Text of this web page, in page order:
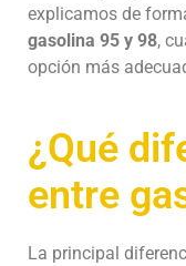
explicamos de
gasolina 95 y 98,
opción más
¿Qué
entre
La principal